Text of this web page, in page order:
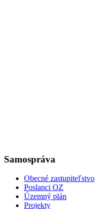
Samospráva
Obecné zastupiteľstvo
Poslanci OZ
Územný plán
Projekty